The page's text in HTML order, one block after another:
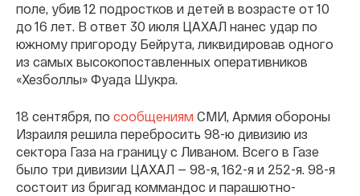
поле, убив 12 подростков и детей в возрасте от 10
до 16 лет. В ответ 30 июля ЦАХАЛ нанес удар по
южному пригороду Бейрута, ликвидировав одного
из самых высокопоставленных оперативников
«Хезболлы» Фуада Шукра.
18 сентября, по сообщениям СМИ, Армия обороны
Израиля решила перебросить 98-ю дивизию из
сектора Газа на границу с Ливаном. Всего в Газе
было три дивизии ЦАХАЛ — 98-я, 162-я и 252-я. 98-я
состоит из бригад коммандос и парашютно-